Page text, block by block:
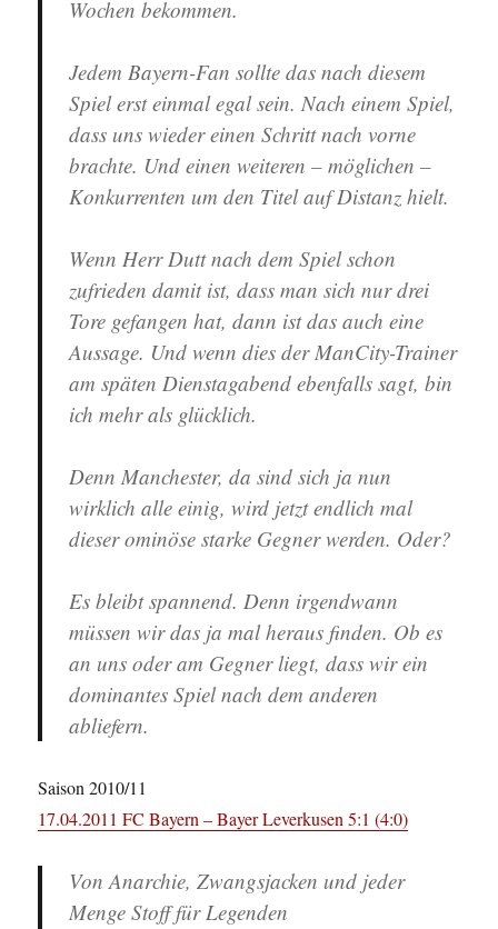
Wochen bekommen.
Jedem Bayern-Fan sollte das nach diesem
Spiel erst einmal egal sein. Nach einem Spiel,
dass uns wieder einen Schritt nach vorne
brachte. Und einen weiteren – möglichen –
Konkurrenten um den Titel auf Distanz hielt.
Wenn Herr Dutt nach dem Spiel schon
zufrieden damit ist, dass man sich nur drei
Tore gefangen hat, dann ist das auch eine
Aussage. Und wenn dies der ManCity-Trainer
am späten Dienstagabend ebenfalls sagt, bin
ich mehr als glücklich.
Denn Manchester, da sind sich ja nun
wirklich alle einig, wird jetzt endlich mal
dieser ominöse starke Gegner werden. Oder?
Es bleibt spannend. Denn irgendwann
müssen wir das ja mal heraus finden. Ob es
an uns oder am Gegner liegt, dass wir ein
dominantes Spiel nach dem anderen
abliefern.
Saison 2010/11
17.04.2011 FC Bayern – Bayer Leverkusen 5:1 (4:0)
Von Anarchie, Zwangsjacken und jeder
Menge Stoff für Legenden